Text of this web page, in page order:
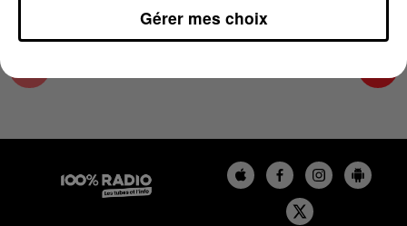
Gérer mes choix